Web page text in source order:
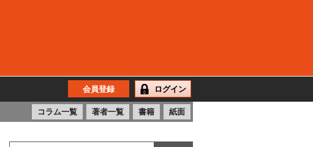
会員登録 ログイン
コラム一覧 著者一覧 書籍 紙面